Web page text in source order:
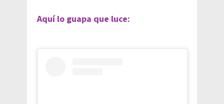
Aquí lo guapa que luce: